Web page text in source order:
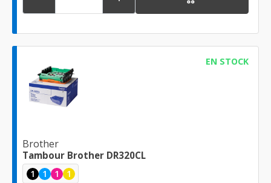
EN STOCK
Brother
Tambour Brother DR320CL
1 1 1 1